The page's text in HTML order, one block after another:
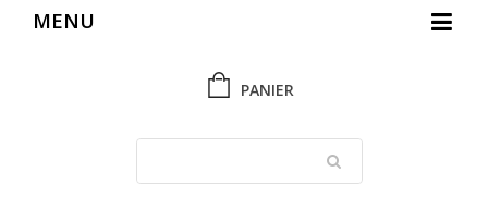
MENU
PANIER